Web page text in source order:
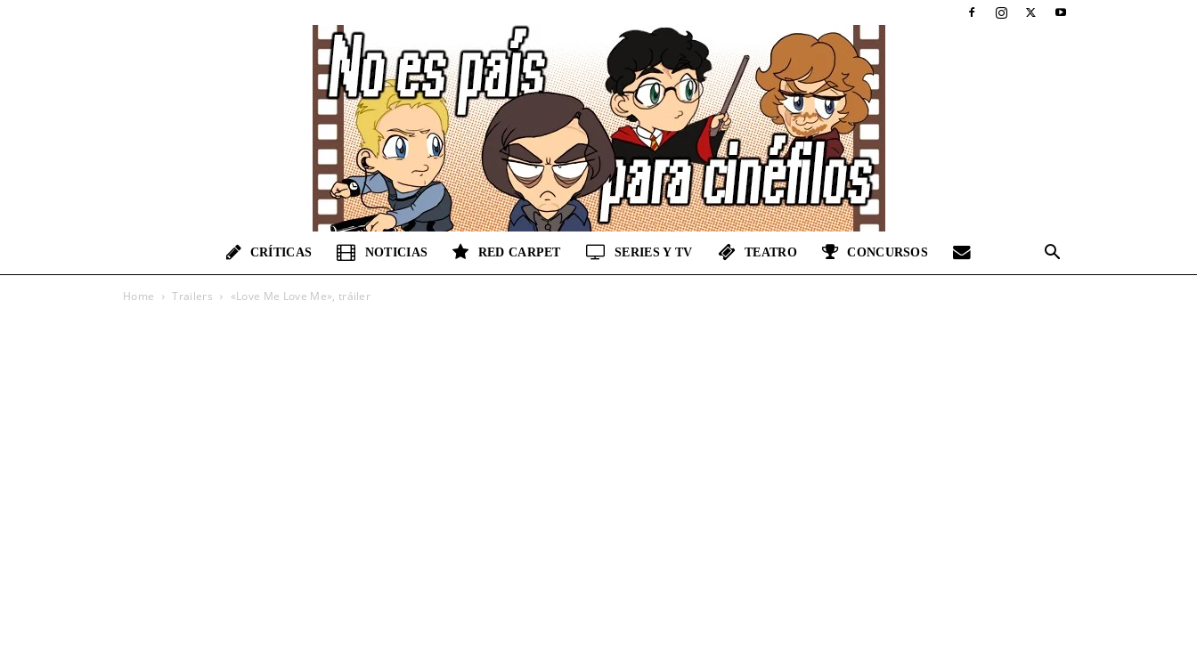
CRÍTICAS NOTICIAS RED CARPET SERIES Y TV TEATRO CONCURSOS
Home Trailers «Love Me Love Me», tráiler